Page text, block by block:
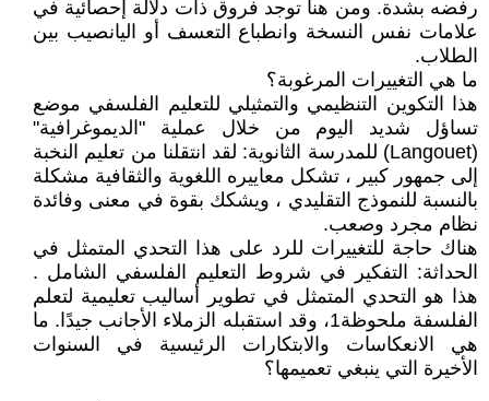
رفضه بشدة. ومن هنا توجد فروق ذات دلالة إحصائية في
علامات نفس النسخة وانطباع التعسف أو اليانصيب بين
الطلاب.
ما هي التغييرات المرغوبة؟
هذا التكوين التنظيمي والتمثيلي للتعليم الفلسفي موضع
تساؤل شديد اليوم من خلال عملية "الديموغرافية"
(Langouet) للمدرسة الثانوية: لقد انتقلنا من تعليم النخبة
إلى جمهور كبير ، تشكل معاييره اللغوية والثقافية مشكلة
بالنسبة للنموذج التقليدي ، ويشكك بقوة في معنى وفائدة
نظام مجرد وصعب.
هناك حاجة للتغييرات للرد على هذا التحدي المتمثل في
الحداثة: التفكير في شروط التعليم الفلسفي الشامل .
هذا هو التحدي المتمثل في تطوير أساليب تعليمية لتعلم
الفلسفة ملحوظة1، وقد استقبله الزملاء الأجانب جيدًا. ما
هي الانعكاسات والابتكارات الرئيسية في السنوات
الأخيرة التي ينبغي تعميمها؟